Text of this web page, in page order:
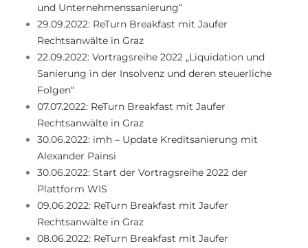
und Unternehmenssanierung“
29.09.2022: ReTurn Breakfast mit Jaufer
Rechtsanwälte in Graz
22.09.2022: Vortragsreihe 2022 „Liquidation und
Sanierung in der Insolvenz und deren steuerliche
Folgen“
07.07.2022: ReTurn Breakfast mit Jaufer
Rechtsanwälte in Graz
30.06.2022: imh – Update Kreditsanierung mit
Alexander Painsi
30.06.2022: Start der Vortragsreihe 2022 der
Plattform WIS
09.06.2022: ReTurn Breakfast mit Jaufer
Rechtsanwälte in Graz
08.06.2022: ReTurn Breakfast mit Jaufer